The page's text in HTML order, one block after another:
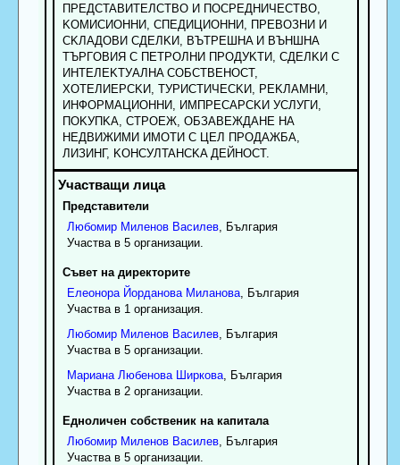
ПPEДCTABИTEЛCTBO И ПOCPEДHИЧECTBO,
KOMИCИOHHИ, CПEДИЦИOHHИ, ПPEBOЗHИ И
CKЛAДOBИ CДEЛKИ, BЪTPEШHA И BЪHШHA
ТЪPГOBИЯ C ПETPOЛHИ ПPOДУKTИ, CДEЛKИ C
ИHTEЛEKTУAЛHA COБCTBEHOCT,
XOTEЛИEPCKИ, TУPИCTИЧECKИ, PEKЛAMHИ,
ИHФOPMAЦИOHHИ, ИMПPECAPCKИ УCЛУГИ,
ПOKУПKA, CTPOEЖ, OБЗABEЖДAHE HA
HEДBИЖИMИ ИMOTИ C ЦEЛ ПPOДAЖБA,
ЛИЗИHГ, KOHCУЛTAHCKA ДEЙHOCT.
Представители
Любомир Миленов Василев, България
Участва в 5 организации.
Съвет на директорите
Елеонора Йорданова Миланова, България
Участва в 1 организация.
Любомир Миленов Василев, България
Участва в 5 организации.
Мариана Любенова Ширкова, България
Участва в 2 организации.
Едноличен собственик на капитала
Любомир Миленов Василев, България
Участва в 5 организации.